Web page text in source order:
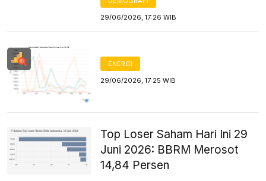
29/06/2026, 17:26 WIB
ENERGI
29/06/2026, 17:25 WIB
Top Loser Saham Hari Ini 29
Juni 2026: BBRM Merosot
14,84 Persen